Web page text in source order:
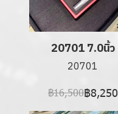
20701 7.0นิ้ว
20701
฿16,500฿8,250